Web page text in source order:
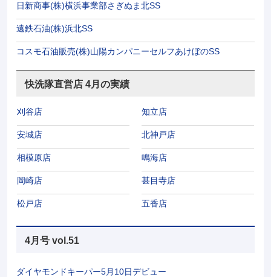
日新商事(株)横浜事業部さぎぬま北SS
遠鉄石油(株)浜北SS
コスモ石油販売(株)山陽カンパニーセルフあけぼのSS
快洗隊直営店 4月の実績
刈谷店 知立店
安城店 北神戸店
相模原店 鳴海店
岡崎店 甚目寺店
松戸店 五香店
4月号 vol.51
ダイヤモンドキーパー5月10日デビュー